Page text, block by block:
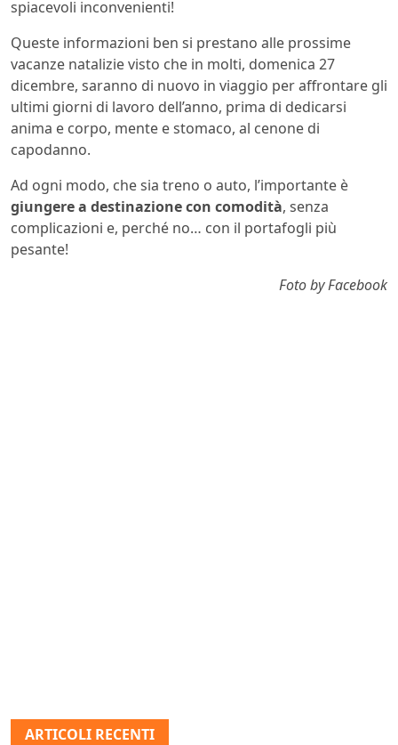
spiacevoli inconvenienti!
Queste informazioni ben si prestano alle prossime
vacanze natalizie visto che in molti, domenica 27
dicembre, saranno di nuovo in viaggio per affrontare gli
ultimi giorni di lavoro dell’anno, prima di dedicarsi
anima e corpo, mente e stomaco, al cenone di
capodanno.
Ad ogni modo, che sia treno o auto, l’importante è
giungere a destinazione con comodità, senza
complicazioni e, perché no… con il portafogli più
pesante!
Foto by Facebook
ARTICOLI RECENTI